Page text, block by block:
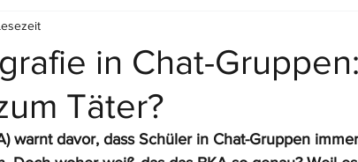
in Chat-
Täter?
warnt davor, dass Schüler in Chat-Gruppen